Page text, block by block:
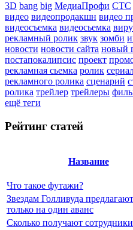
3D bang big МедиаПрофи СТС
видео видеопродакшн видео
видеосъемка видеосьемка
рекламный ролик звук зомби
новости новости сайта новый
постапокалипсис проект
рекламная сьемка ролик
рекламного ролика сценарий
ролика трейлер трейлеры
ещё теги
Рейтинг статей
Название
Что такое футажи?
Звездам Голливуда
только на один аванс
Сколько получают сотрудники